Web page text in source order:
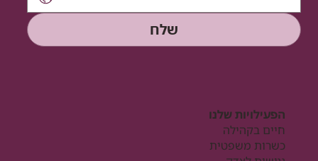
שלח
הפעילויות שלנו
חיים בקהילה
כשרות משפטית